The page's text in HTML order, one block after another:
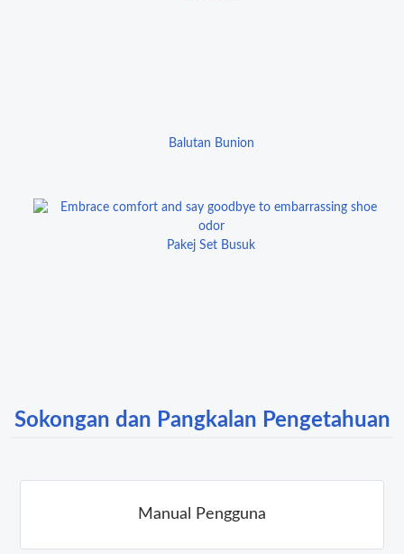
Balutan Bunion
Pakej Set Busuk
Sokongan dan Pangkalan Pengetahuan
Manual Pengguna